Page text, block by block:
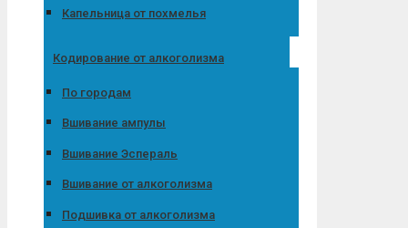
Капельница от похмелья
Кодирование от алкоголизма
По городам
Вшивание ампулы
Вшивание Эспераль
Вшивание от алкоголизма
Подшивка от алкоголизма